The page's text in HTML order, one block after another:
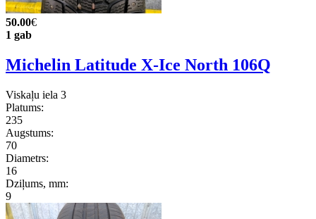
50.00€
1 gab
Michelin Latitude X-Ice North 106Q
Viskaļu iela 3
Platums:
235
Augstums:
70
Diametrs:
16
Dziļums, mm:
9